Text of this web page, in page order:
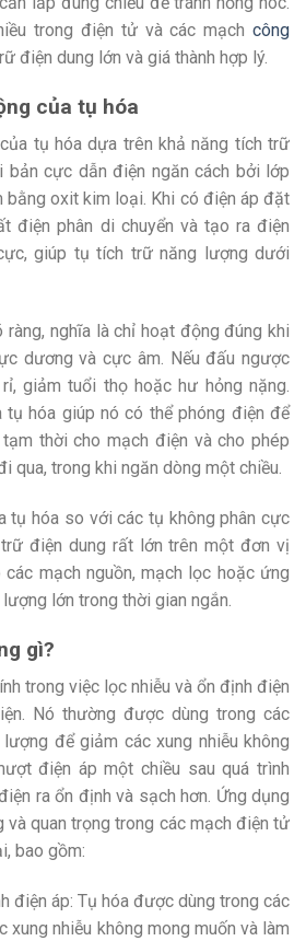
trong điện tử và các mạch công
điện dung lớn và giá thành hợp lý.
của tụ hóa
tụ hóa dựa trên khả năng tích trữ
bản cực dẫn điện ngăn cách bởi lớp
bằng oxit kim loại. Khi có điện áp đặt
điện phân di chuyển và tạo ra điện
giúp tụ tích trữ năng lượng dưới
ràng, nghĩa là chỉ hoạt động đúng khi
dương và cực âm. Nếu đấu ngược
giảm tuổi thọ hoặc hư hỏng nặng.
tụ hóa giúp nó có thể phóng điện để
thời cho mạch điện và cho phép
qua, trong khi ngăn dòng một chiều.
tụ hóa so với các tụ không phân cực
điện dung rất lớn trên một đơn vị
mạch nguồn, mạch lọc hoặc ứng
lớn trong thời gian ngắn.
gì?
trong việc lọc nhiễu và ổn định điện
Nó thường được dùng trong các
để giảm các xung nhiễu không
điện áp một chiều sau quá trình
ra ổn định và sạch hơn. Ứng dụng
và quan trọng trong các mạch điện tử
bao gồm:
điện áp: Tụ hóa được dùng trong các
xung nhiễu không mong muốn và làm